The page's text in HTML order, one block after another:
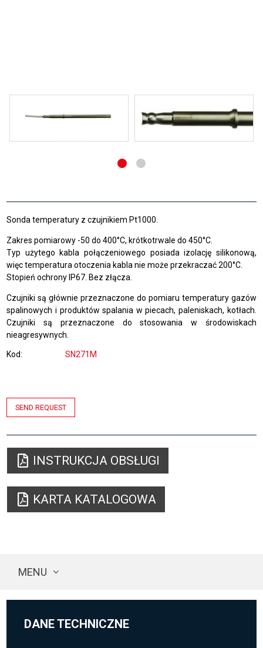
Sonda temperatury z czujnikiem Pt1000.
Zakres pomiarowy -50 do400°C, krótkotrwale do 450°C.
Typ użytego kabla połączeniowego posiada izolację silikonową,
więc temperatura otoczenia kabla nie może przekraczać 200°C.
Stopień ochrony IP67. Bez złącza.
Czujniki są głównie przeznaczone do pomiaru temperatury gazów
spalinowych i produktów spalania w piecach, paleniskach, kotłach.
Czujniki są przeznaczone do stosowania w środowiskach
nieagresywnych.
Kod SN271M
SEND REQUEST
INSTRUKCJA OBSŁUGI
KARTA KATALOGOWA
MENU
DANE TECHNICZNE